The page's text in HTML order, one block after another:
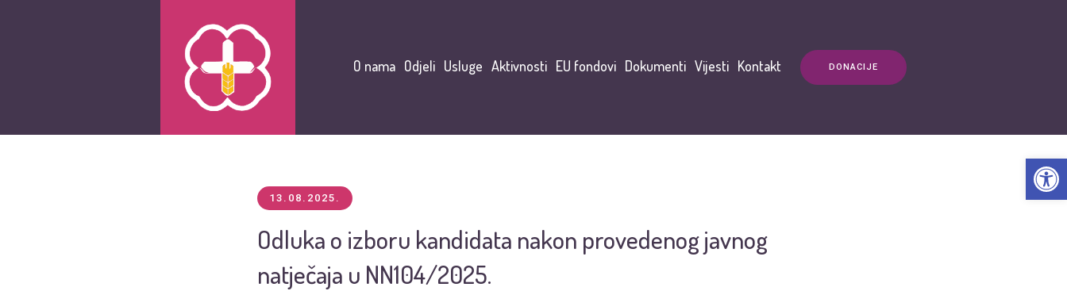
DONACIJE
O nama Odjeli Usluge Aktivnosti EU fondovi Dokumenti Vijesti Kontakt
13.08.2025.
Odluka o izboru kandidata nakon provedenog javnog
natječaja u NN104/2025.